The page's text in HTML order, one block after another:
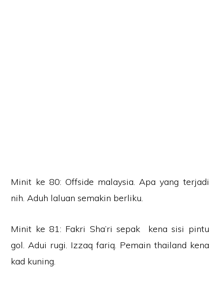
Minit ke 80: Offside malaysia. Apa yang terjadi
nih. Aduh laluan semakin berliku.
Minit ke 81: Fakri Sha’ri sepak kena sisi pintu
gol. Adui rugi. Izzaq fariq. Pemain thailand kena
kad kuning.